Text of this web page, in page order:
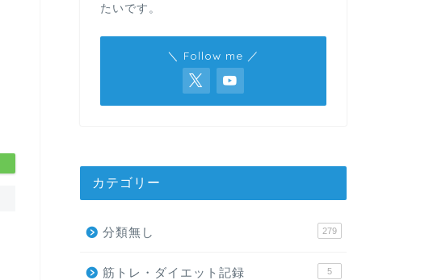
たいです。
＼ Follow me ／
カテゴリー
分類無し 279
筋トレ・ダイエット記録 5